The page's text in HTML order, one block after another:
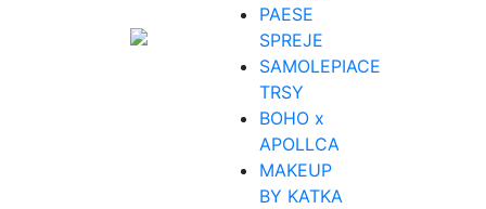
PAESE
SPREJE
SAMOLEPIACE
TRSY
BOHO x
APOLLCA
MAKEUP
BY KATKA